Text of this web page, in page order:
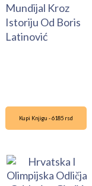
Mundijal Kroz
Istoriju Od Boris
Latinović
Kupi Knjigu - 6185 rsd